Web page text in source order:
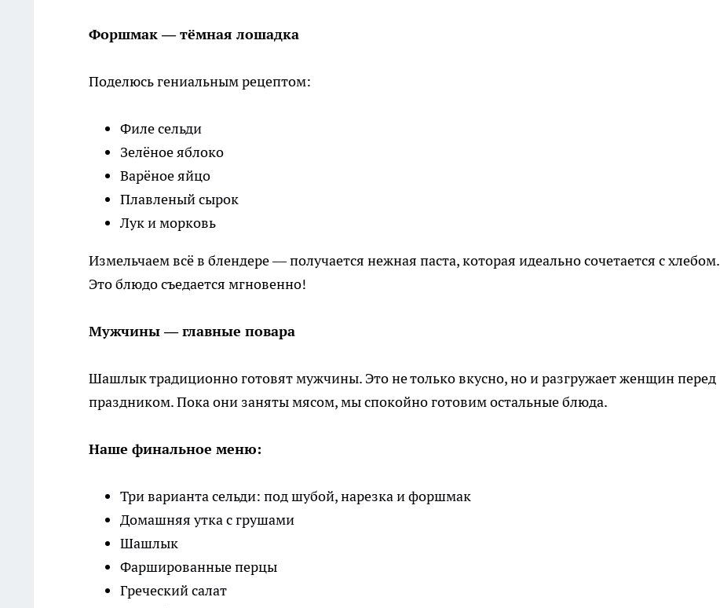
Форшмак — тёмная лошадка
Поделюсь гениальным рецептом:
Филе сельди
Зелёное яблоко
Варёное яйцо
Плавленый сырок
Лук и морковь
Измельчаем всё в блендере — получается нежная паста, которая идеально сочетается с хлебом.
Это блюдо съедается мгновенно!
Мужчины — главные повара
Шашлык традиционно готовят мужчины. Это не только вкусно, но и разгружает женщин перед
праздником. Пока они заняты мясом, мы спокойно готовим остальные блюда.
Наше финальное меню:
Три варианта сельди: под шубой, нарезка и форшмак
Домашняя утка с грушами
Шашлык
Фаршированные перцы
Греческий салат